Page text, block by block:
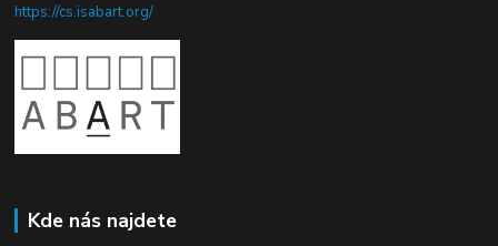
https://cs.isabart.org/
Kde nás najdete